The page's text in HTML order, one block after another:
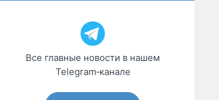
Все главные новости в нашем
Telegram‑канале